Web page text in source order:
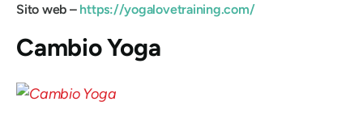
Sito web – https://yogalovetraining.com/
Cambio Yoga